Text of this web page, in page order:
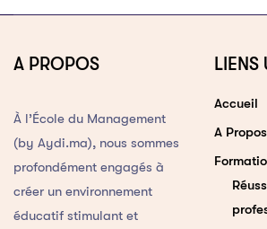
A PROPOS
À l’École du Management
(by Aydi.ma), nous sommes
profondément engagés à
créer un environnement
éducatif stimulant et
LIENS
Accueil
A Propos